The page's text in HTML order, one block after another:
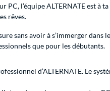
l’équipe ALTERNATE est à
rêves.
sans avoir à s’immerger
que pour les débutants.
d’ALTERNATE. Le